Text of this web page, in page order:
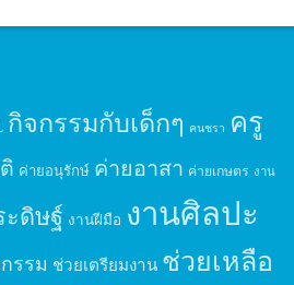
กิจกรรมกับเด็กๆ คนชรา ครู
ค่ายอนุรักษ์ ค่ายอาสา ค่ายเกษตร งาน
ะดิษฐ์ งานฝีมือ งานศิลปะ
รรม ช่วยเตรียมงาน ช่วยเหลือ